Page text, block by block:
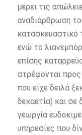
μέρει τις
αναδιάρθρωση
κατασκευαστικό
ενώ το
επίσης
στρέφονται
που είχε δειλά
δεκαετία) και σε
γεωργία
υπηρεσίες που